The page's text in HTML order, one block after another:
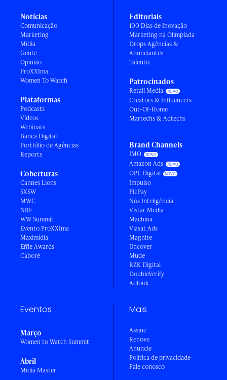
Notícias
Comunicação
Marketing
Mídia
Gente
Opinião
ProXXIma
Women To Watch
Plataformas
Podcasts
Vídeos
Webinars
Banca Digital
Portfólio de Agências
Reports
Coberturas
Cannes Lions
SXSW
MWC
NRF
WW Summit
Evento ProXXIma
Maximídia
Effie Awards
Caboré
Editoriais
100 Dias de Inovação
Marketing na Olimpíada
Drops Agências &
Anunciantes
Talento
Patrocinados
Retail Media
Creators & Influencers
Out-Of-Home
Martechs & Adtechs
Brand Channels
IMO
Amazon Ads
OPL Digital
Impulso
PicPay
Nós Inteligência
Vistar Media
Machina
Viasat Ads
Magnite
Uncover
Mude
RZK Digital
DoubleVerify
Adlook
Eventos
Março
Women to Watch Summit
Abril
Mídia Master
Mais
Assine
Renove
Anuncie
Política de privacidade
Fale conosco